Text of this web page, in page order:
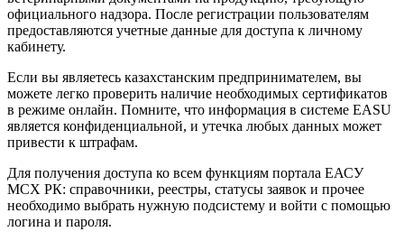
официального надзора. После регистрации пользователям
предоставляются учетные данные для доступа к личному
кабинету.
Если вы являетесь казахстанским предпринимателем, вы
можете легко проверить наличие необходимых сертификатов
в режиме онлайн. Помните, что информация в системе EASU
является конфиденциальной, и утечка любых данных может
привести к штрафам.
Для получения доступа ко всем функциям портала ЕАСУ
МСХ РК: справочники, реестры, статусы заявок и прочее
необходимо выбрать нужную подсистему и войти с помощью
логина и пароля.